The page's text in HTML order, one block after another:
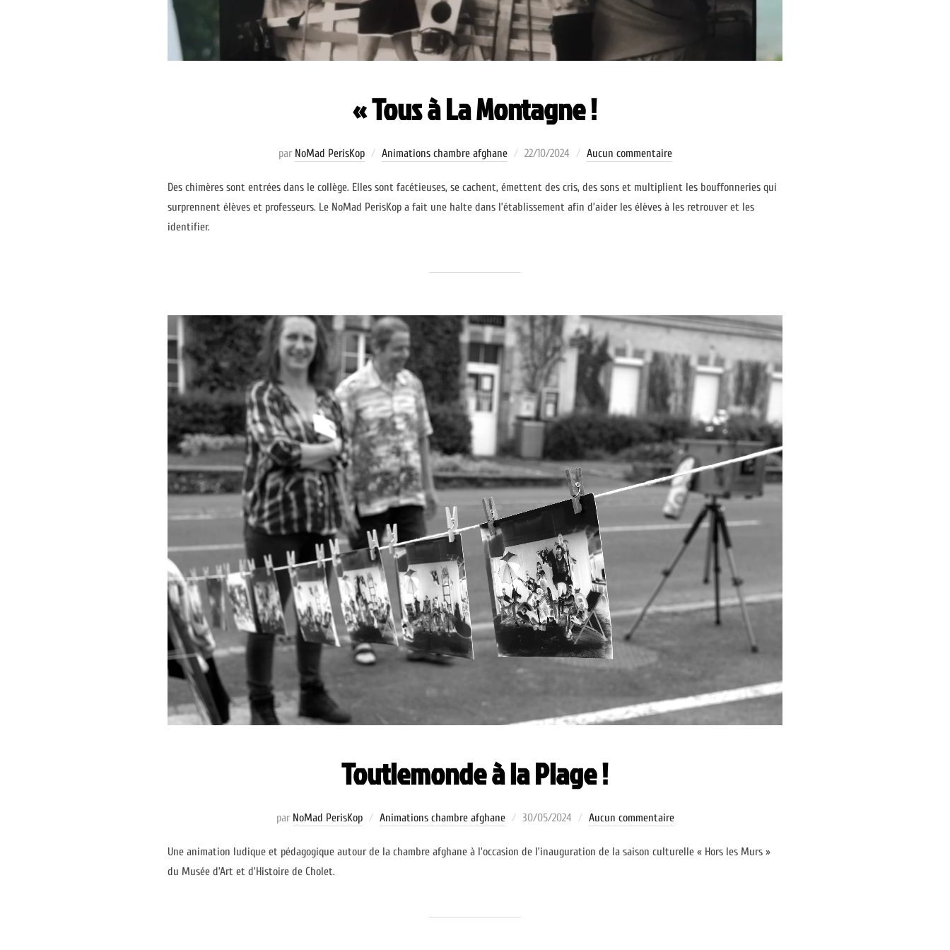
« Tous à La Montagne !
par NoMad PerisKop Animations chambre afghane
Publié
22/10/2024 Aucun commentaire
Des chimères sont entrées dans le collège. Elles sont facétieuses, se cachent, émettent des cris, des sons et multiplient les bouffonneries qui
surprennent élèves et professeurs. Le NoMad PerisKop a fait une halte dans l’établissement afin d’aider les élèves à les retrouver et les
identifier.
Toutlemonde à la Plage !
par NoMad PerisKop Animations chambre afghane
Publié
30/05/2024 Aucun commentaire
Une animation ludique et pédagogique autour de la chambre afghane à l’occasion de l’inauguration de la saison culturelle « Hors les Murs »
du Musée d’Art et d’Histoire de Cholet.